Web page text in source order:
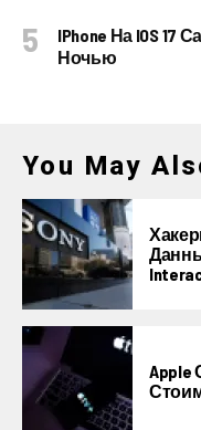
IPhone На IOS
Ночью
You May